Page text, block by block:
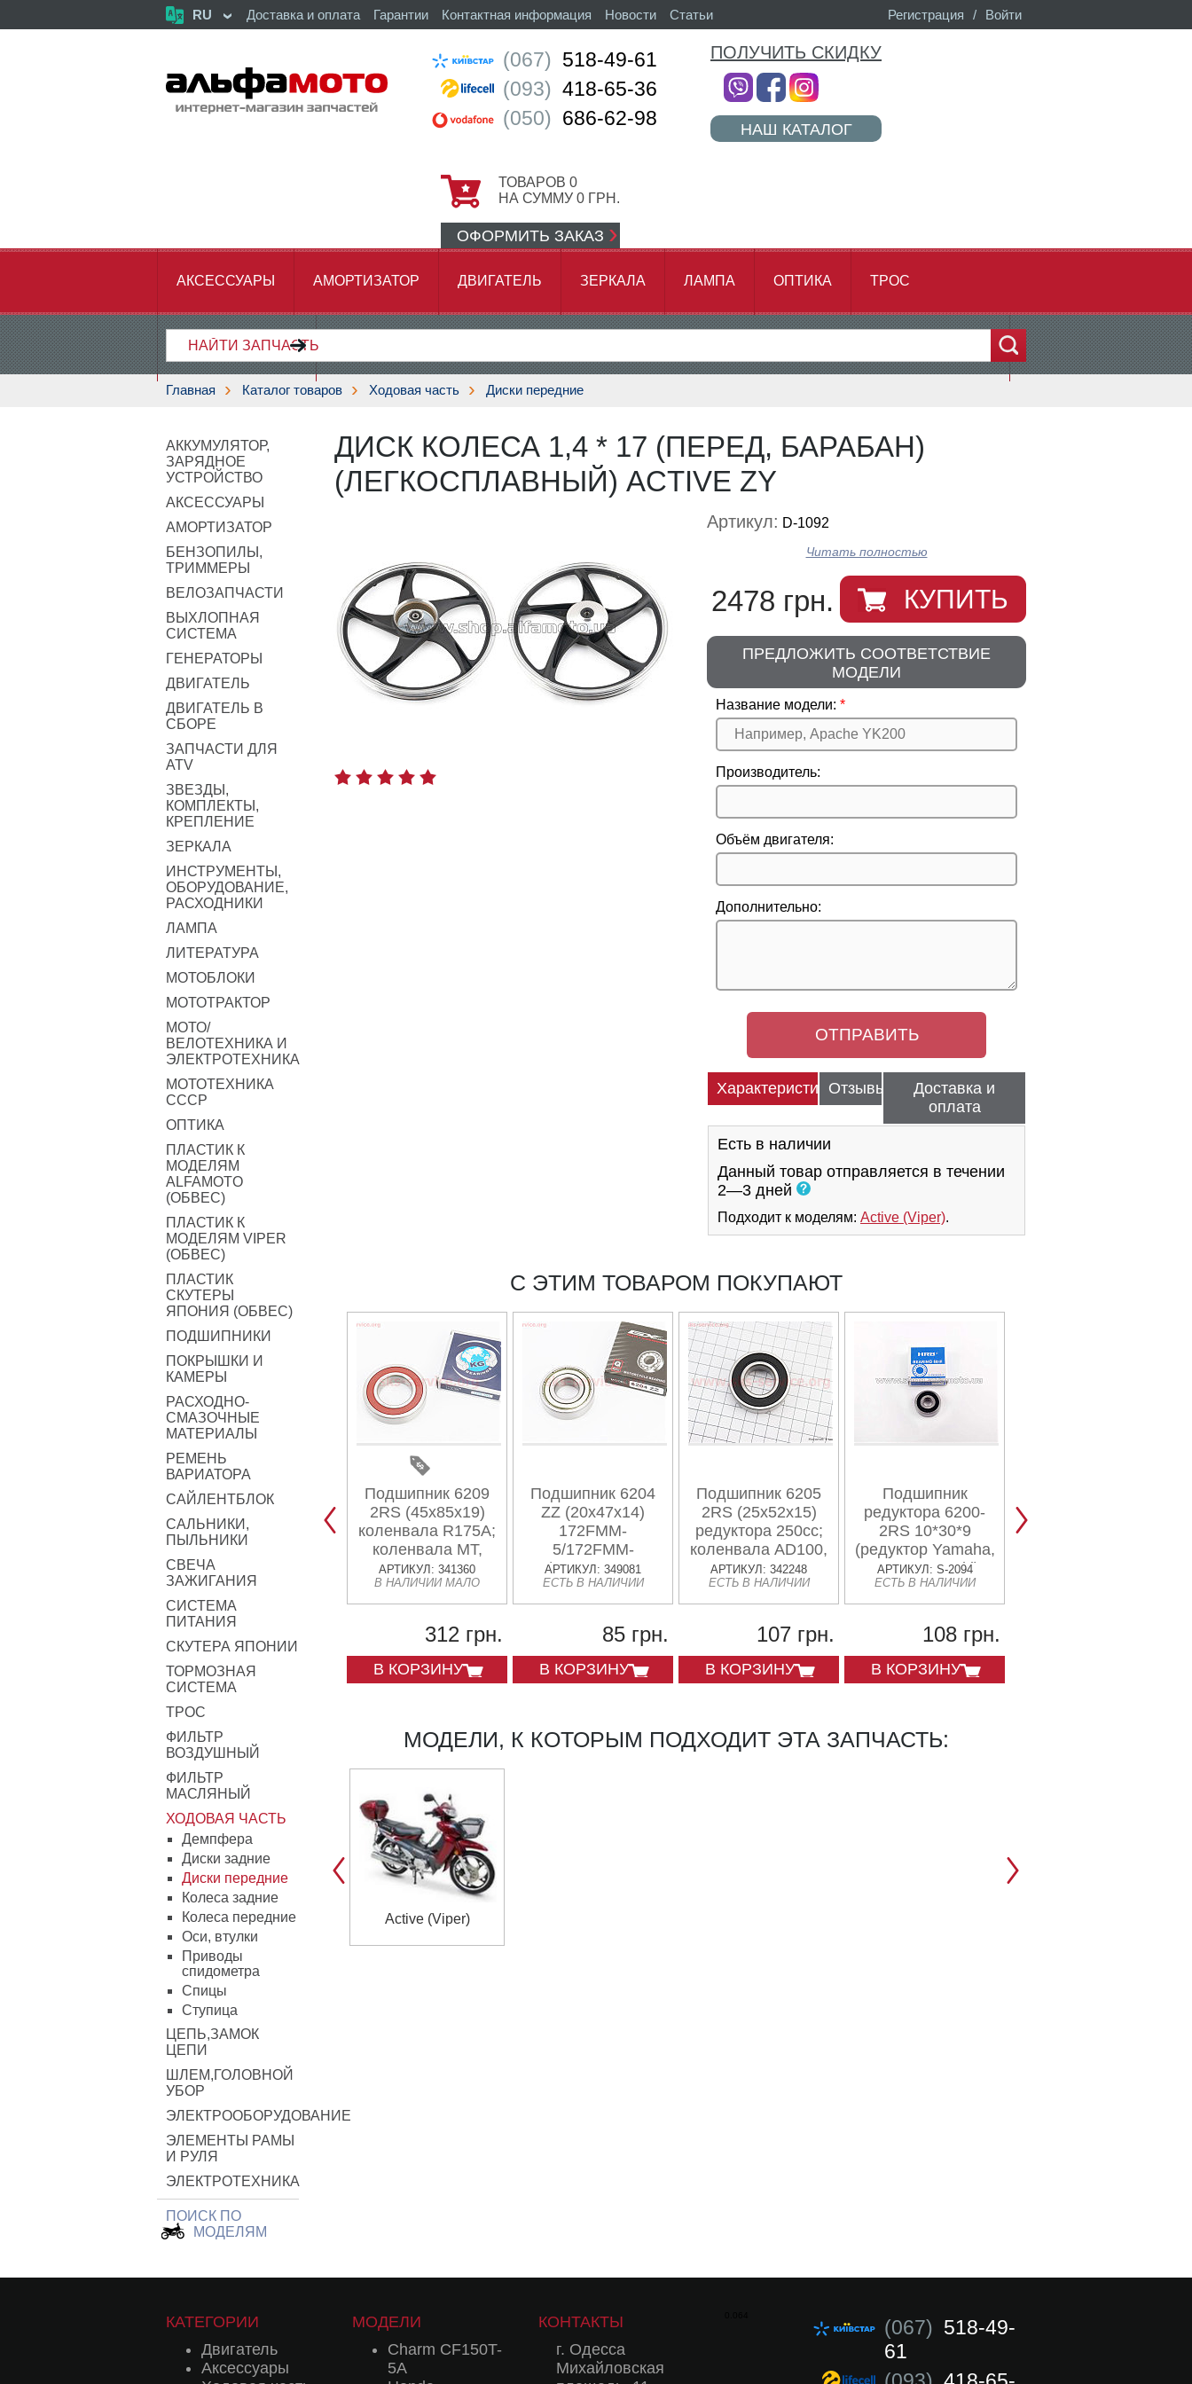
RU Доставка и оплата Гарантии Контактная информация Новости Статьи Войти
/
Регистрация
(067) 518-49-61
(093) 418-65-36
(050) 686-62-98
ПОЛУЧИТЬ СКИДКУ
НАШ КАТАЛОГ
ТОВАРОВ 0
НА СУММУ 0 ГРН.
ОФОРМИТЬ ЗАКАЗ
АКСЕССУАРЫ АМОРТИЗАТОР ДВИГАТЕЛЬ ЗЕРКАЛА ЛАМПА ОПТИКА ТРОС
ХОДОВАЯ ЧАСТЬ ...
Главная Каталог товаров Ходовая часть Диски передние
АККУМУЛЯТОР,
ЗАРЯДНОЕ
УСТРОЙСТВО
АКСЕССУАРЫ
АМОРТИЗАТОР
БЕНЗОПИЛЫ,
ТРИММЕРЫ
ВЕЛОЗАПЧАСТИ
ВЫХЛОПНАЯ
СИСТЕМА
ГЕНЕРАТОРЫ
ДВИГАТЕЛЬ
ДВИГАТЕЛЬ В
СБОРЕ
ЗАПЧАСТИ ДЛЯ
ATV
ЗВЕЗДЫ,
КОМПЛЕКТЫ,
КРЕПЛЕНИЕ
ЗЕРКАЛА
ИНСТРУМЕНТЫ,
ОБОРУДОВАНИЕ,
РАСХОДНИКИ
ЛАМПА
ЛИТЕРАТУРА
МОТОБЛОКИ
МОТОТРАКТОР
МОТО/
ВЕЛОТЕХНИКА И
ЭЛЕКТРОТЕХНИКА
МОТОТЕХНИКА
СССР
ОПТИКА
ПЛАСТИК К
МОДЕЛЯМ
ALFAMOTO
(ОБВЕС)
ПЛАСТИК К
МОДЕЛЯМ VIPER
(ОБВЕС)
ПЛАСТИК
СКУТЕРЫ
ЯПОНИЯ (ОБВЕС)
ПОДШИПНИКИ
ПОКРЫШКИ И
КАМЕРЫ
РАСХОДНО-
СМАЗОЧНЫЕ
МАТЕРИАЛЫ
РЕМЕНЬ
ВАРИАТОРА
САЙЛЕНТБЛОК
САЛЬНИКИ,
ПЫЛЬНИКИ
СВЕЧА
ЗАЖИГАНИЯ
СИСТЕМА
ПИТАНИЯ
СКУТЕРА ЯПОНИИ
ТОРМОЗНАЯ
СИСТЕМА
ТРОС
ФИЛЬТР
ВОЗДУШНЫЙ
ФИЛЬТР
МАСЛЯНЫЙ
ХОДОВАЯ ЧАСТЬ
Демпфера
Диски задние
Диски передние
Колеса задние
Колеса передние
Оси, втулки
Приводы
спидометра
Спицы
Ступица
ЦЕПЬ,ЗАМОК
ЦЕПИ
ШЛЕМ,ГОЛОВНОЙ
УБОР
ЭЛЕКТРООБОРУДОВАНИЕ
ЭЛЕМЕНТЫ РАМЫ
И РУЛЯ
ЭЛЕКТРОТЕХНИКА
ПОИСК ПО
МОДЕЛЯМ
ДИСК КОЛЕСА 1,4 * 17 (ПЕРЕД, БАРАБАН)
(ЛЕГКОСПЛАВНЫЙ) ACTIVE ZY
Артикул: D-1092
Читать полностью
2478 грн. КУПИТЬ
ПРЕДЛОЖИТЬ СООТВЕТСТВИЕ
МОДЕЛИ
Название модели:
Производитель:
Объём двигателя:
Дополнительно:
ХарактеристикиОтзывы
Доставка и
оплата
Есть в наличии
Данный товар отправляется в течении
2—3 дней
Подходит к моделям: Active (Viper).
С ЭТИМ ТОВАРОМ ПОКУПАЮТ
Подшипник 6209
2RS (45x85x19)
коленвала R175А;
коленвала МТ,
ИНДИЯ
АРТИКУЛ: 341360
В НАЛИЧИИ МАЛО
312 грн.
В КОРЗИНУ
Подшипник 6204
ZZ (20x47x14)
172FMM-
5/172FMM-
3A/175FMN; вала
вторичного СВ250;
коленвала
AD,JOG,GY6
АРТИКУЛ: 349081
ЕСТЬ В НАЛИЧИИ
85 грн.
В КОРЗИНУ
Подшипник 6205
2RS (25x52x15)
редуктора 250cc;
коленвала AD100,
ИНДИЯ
АРТИКУЛ: 342248
ЕСТЬ В НАЛИЧИИ
107 грн.
В КОРЗИНУ
Подшипник
редуктора 6200-
2RS 10*30*9
(редуктор Yamaha,
колесо Suzuki)
АРТИКУЛ: S-2094
ЕСТЬ В НАЛИЧИИ
108 грн.
В КОРЗИНУ
МОДЕЛИ, К КОТОРЫМ ПОДХОДИТ ЭТА ЗАПЧАСТЬ:
Active (Viper)
(067) 518-49-
61
КАТЕГОРИИ
Двигатель
Аксессуары
МОДЕЛИ
Charm CF150T-
5A
КОНТАКТЫ
г. Одесса
Михайловская